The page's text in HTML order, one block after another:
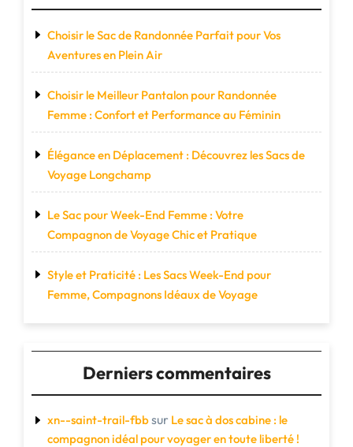
Choisir le Sac de Randonnée Parfait pour Vos
Aventures en Plein Air
Choisir le Meilleur Pantalon pour Randonnée
Femme : Confort et Performance au Féminin
Élégance en Déplacement : Découvrez les Sacs de
Voyage Longchamp
Le Sac pour Week-End Femme : Votre
Compagnon de Voyage Chic et Pratique
Style et Praticité : Les Sacs Week-End pour
Femme, Compagnons Idéaux de Voyage
Derniers commentaires
xn--saint-trail-fbbsur Le sac à dos cabine : le
compagnon idéal pour voyager en toute liberté !